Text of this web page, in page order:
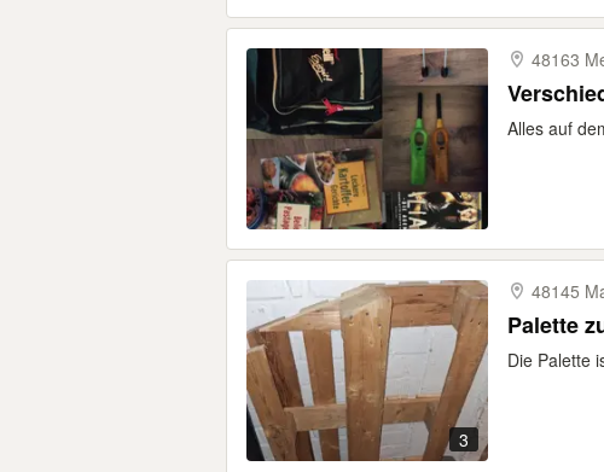
48163
Alles auf
3
48145
Palette
Die Palette